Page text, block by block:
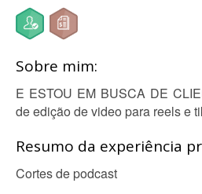
Sobre mim:
E ESTOU EM BUSCA DE
de edição de video para reels e
Resumo da experiência
Cortes de podcast